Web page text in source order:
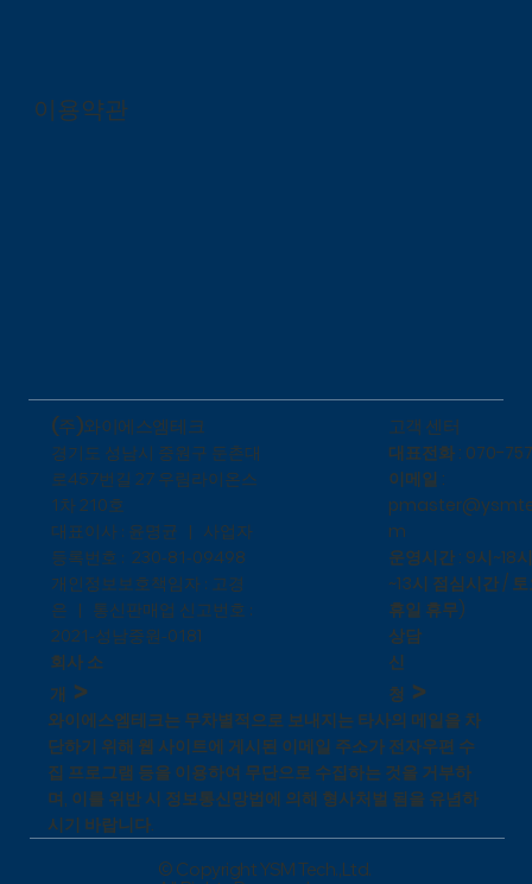
이용약관
와이에스엠테크는 무차별적으로 보내지는 타사의 메일을 차
단하기 위해 웹 사이트에 게시된 이메일 주소가 전자우편 수
집 프로그램 등을 이용하여 무단으로 수집하는 것을 거부하
며, 이를 위반 시 정보통신망법에 의해 형사처벌 됨을 유념하
시기 바랍니다.
(주)와이에스엠테크
​경기도 성남시 중원구 둔촌대
로457번길 27 우림라이온스
1차 210호
대표이사 : 윤명균 | 사업자
등록번호 : 230-81-09498
개인정보보호책임자 : 고경
은 | 통신판매업 신고번호 :
2021-성남중원-0181
회사 소
개 >
​고객 센터
대표전화 : 070-
이메일 :
m
운영시간 : 9시~18
~13시 점심시간 /
휴일 휴무)
상담
신
청 >
© Copyright YSM Tech.,Ltd.